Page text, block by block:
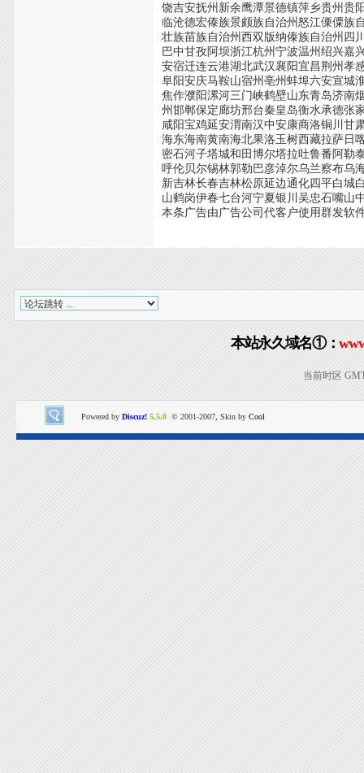
饶吉安抚州新余鹰潭景德镇萍乡贵州贵
临沧德宏傣族景颇族自治州怒江傈僳族
壮族苗族自治州西双版纳傣族自治州四
巴中甘孜阿坝浙江杭州宁波温州绍兴嘉
安宿迁连云港湖北武汉襄阳宜昌荆州孝
阜阳安庆马鞍山宿州亳州蚌埠六安宣城
焦作濮阳漯河三门峡鹤壁山东青岛济南
州邯郸保定廊坊邢台秦皇岛衡水承德张
咸阳宝鸡延安渭南汉中安康商洛铜川甘
海东海南黄南海北果洛玉树西藏拉萨日
密石河子塔城和田博尔塔拉吐鲁番阿勒
呼伦贝尔锡林郭勒巴彦淖尔乌兰察布乌
新吉林长春吉林松原延边通化四平白城
山鹤岗伊春七台河宁夏银川吴忠石嘴山
本条广告由广告公司代客户使用群发软
本站永久域名①：
当前时区
Powered by Discuz! 5.5.0 © 2001-2007, Skin by Cool